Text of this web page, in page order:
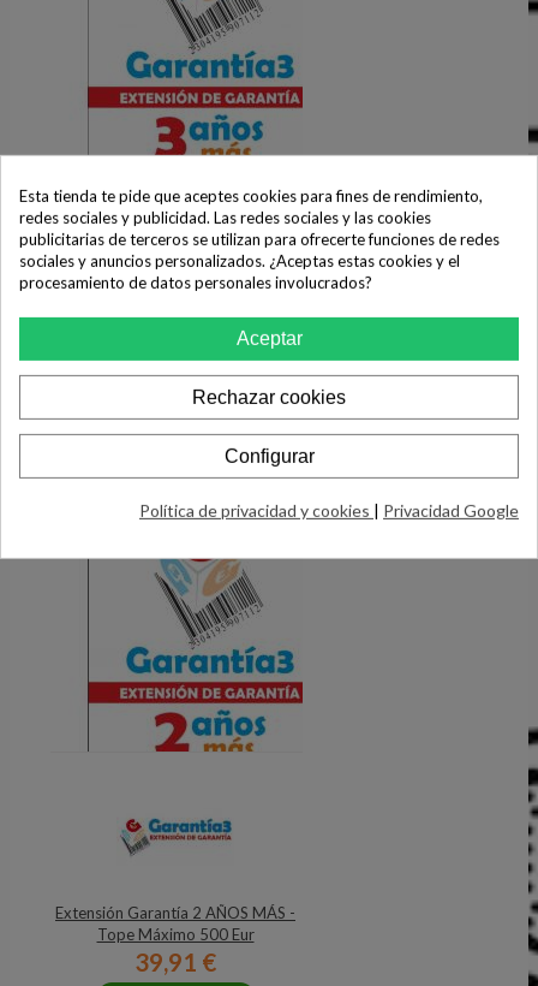
Extensión Garantía 3 AÑOS MÁS -
Tope Máximo 500 Eur
49,90 €
COMPRAR
Extensión Garantía 2 AÑOS MÁS -
Tope Máximo 500 Eur
39,91 €
Esta tienda te pide que aceptes cookies para fines de rendimiento,
redes sociales y publicidad. Las redes sociales y las cookies
publicitarias de terceros se utilizan para ofrecerte funciones de redes
sociales y anuncios personalizados. ¿Aceptas estas cookies y el
procesamiento de datos personales involucrados?
Aceptar
Rechazar cookies
Configurar
Política de privacidad y cookies | Privacidad Google